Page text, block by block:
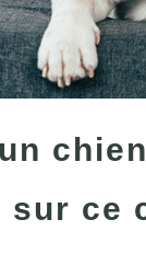
sur ce